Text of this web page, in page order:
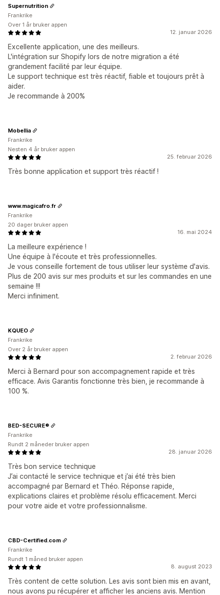
12. januar 2026
Excellente application, une des meilleurs.
L'intégration sur Shopify lors de notre migration a été
grandement facilité par leur équipe.
Le support technique est très réactif, fiable et toujours prêt à
aider.
Je recommande à 200%
Supernutrition
Frankrike
Over 1 år bruker appen
25. februar 2026
Très bonne application et support très réactif !
Mobellia
Frankrike
Nesten 4 år bruker appen
16. mai 2024
La meilleure expérience !
Une équipe à l'écoute et très professionnelles.
Je vous conseille fortement de tous utiliser leur système d'avis.
Plus de 200 avis sur mes produits et sur les commandes en une
semaine !!!
Merci infiniment.
www.magicafro.fr
Frankrike
20 dager bruker appen
2. februar 2026
Merci à Bernard pour son accompagnement rapide et très
efficace. Avis Garantis fonctionne très bien, je recommande à
100 %.
KQUEO
Frankrike
Over 2 år bruker appen
28. januar 2026
Très bon service technique
J’ai contacté le service technique et j’ai été très bien
accompagné par Bernard et Théo. Réponse rapide,
explications claires et problème résolu efficacement. Merci
pour votre aide et votre professionnalisme.
BED-SECURE®
Frankrike
Rundt 2 måneder bruker appen
8. august 2023
Très content de cette solution. Les avis sont bien mis en avant,
nous avons pu récupérer et afficher les anciens avis. Mention
CBD-Certified.com
Frankrike
Rundt 1 måned bruker appen